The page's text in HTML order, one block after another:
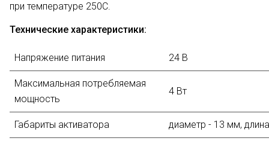
при температуре 250С.
Технические характеристики:
Напряжение питания 24 В
Максимальная потребляемая
мощность
4 Вт
Габариты активатора диаметр - 13 мм,